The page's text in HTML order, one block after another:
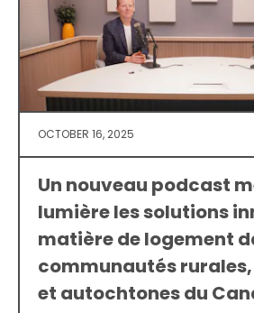
OCTOBER 16, 2025
Un nouveau podcast
lumière les solutions
matière de logement
communautés
et autochtones du